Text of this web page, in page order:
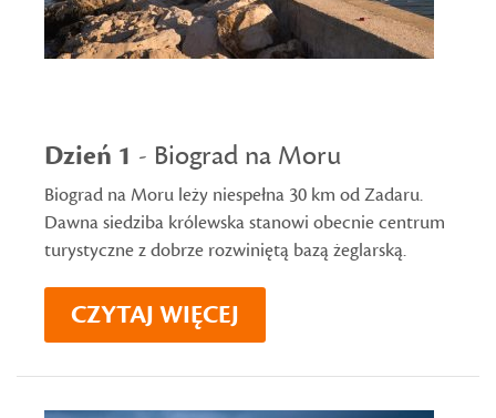
Dzień 1 - Biograd na Moru
Biograd na Moru leży niespełna 30 km od Zadaru.
Dawna siedziba królewska stanowi obecnie centrum
turystyczne z dobrze rozwiniętą bazą żeglarską.
CZYTAJ WIĘCEJ